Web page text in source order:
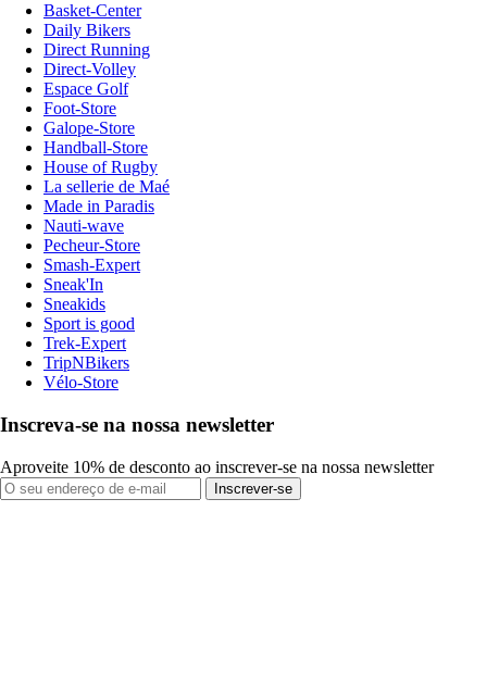
Basket-Center
Daily Bikers
Direct Running
Direct-Volley
Espace Golf
Foot-Store
Galope-Store
Handball-Store
House of Rugby
La sellerie de Maé
Made in Paradis
Nauti-wave
Pecheur-Store
Smash-Expert
Sneak'In
Sneakids
Sport is good
Trek-Expert
TripNBikers
Vélo-Store
Inscreva-se na nossa newsletter
Aproveite 10% de desconto ao inscrever-se na nossa newsletter
Inscrever-se